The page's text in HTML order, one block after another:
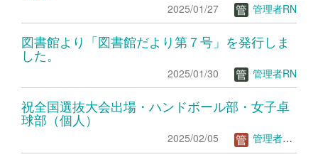
2025/01/27 管理者RN
図書館より「図書館だより第７号」を発行しま
した。
2025/01/30 管理者RN
祝全国選抜大会出場・ハンドボール部・女子卓
球部（個人）
2025/02/05 管理者ＴＳ